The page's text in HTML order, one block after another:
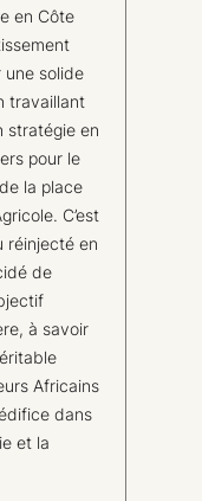
en Côte
une solide
travaillant
stratégie en
pour le
la place
C’est
réinjecté en
de
à savoir
Africains
dans
et la